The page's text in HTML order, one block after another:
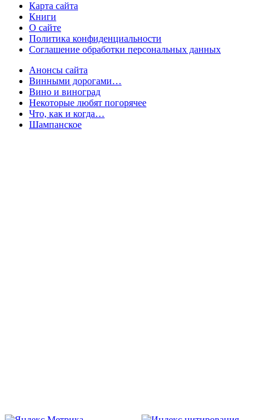
Карта сайта
Книги
О сайте
Политика конфиденциальности
Соглашение обработки персональных данных
Анонсы сайта
Винными дорогами…
Вино и виноград
Некоторые любят погорячее
Что, как и когда…
Шампанское